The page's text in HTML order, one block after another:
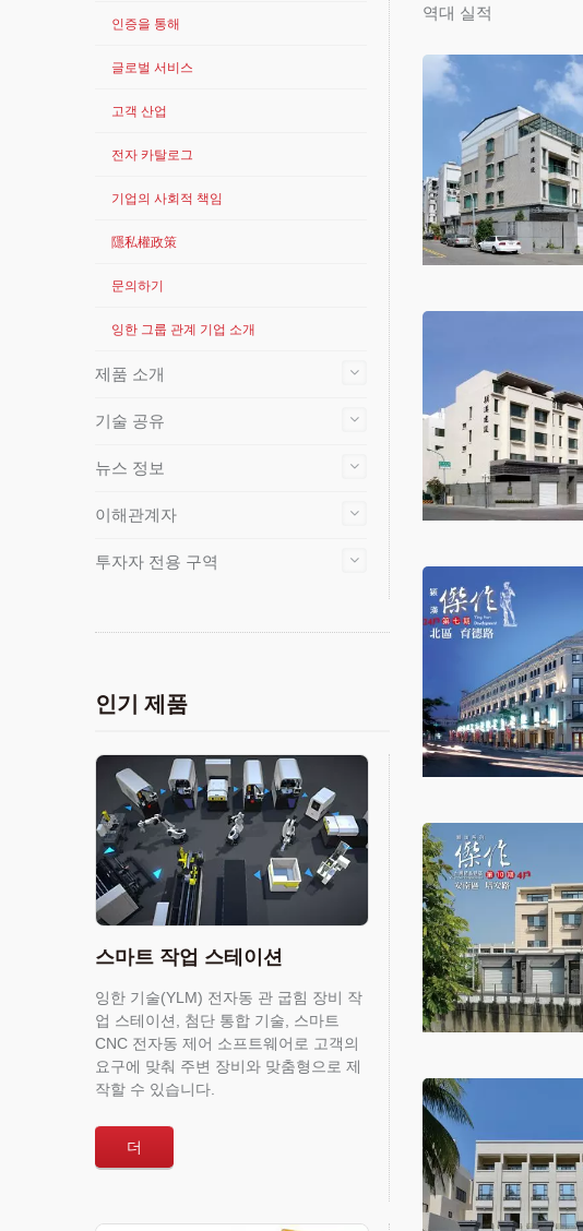
인증을 통해
글로벌 서비스
고객 산업
전자 카탈로그
기업의 사회적 책임
隱私權政策
문의하기
잉한 그룹 관계 기업 소개
제품 소개
기술 공유
뉴스 정보
이해관계자
투자자 전용 구역
인기 제품
스마트 작업 스테이션
잉한 기술(YLM) 전자동 관 굽힘 장비 작
업 스테이션, 첨단 통합 기술, 스마트
CNC 전자동 제어 소프트웨어로 고객의
요구에 맞춰 주변 장비와 맞춤형으로 제
작할 수 있습니다.
더
역대 실적